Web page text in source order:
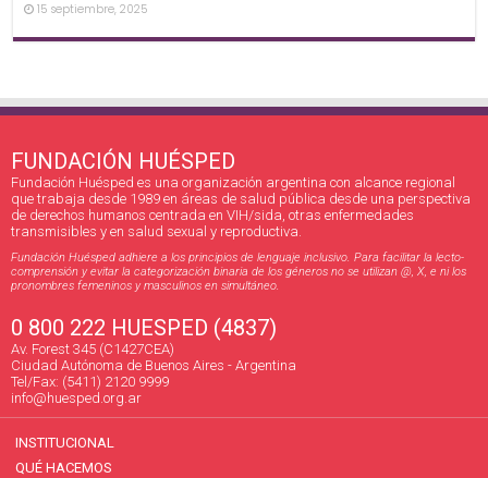
15 septiembre, 2025
FUNDACIÓN HUÉSPED
Fundación Huésped es una organización argentina con alcance regional
que trabaja desde 1989 en áreas de salud pública desde una perspectiva
de derechos humanos centrada en VIH/sida, otras enfermedades
transmisibles y en salud sexual y reproductiva.
Fundación Huésped adhiere a los principios de lenguaje inclusivo. Para facilitar la lecto-
comprensión y evitar la categorización binaria de los géneros no se utilizan @, X, e ni los
pronombres femeninos y masculinos en simultáneo.
0 800 222 HUESPED (4837)
Av. Forest 345 (C1427CEA)
Ciudad Autónoma de Buenos Aires - Argentina
Tel/Fax: (5411) 2120 9999
info@huesped.org.ar
INSTITUCIONAL
QUÉ HACEMOS